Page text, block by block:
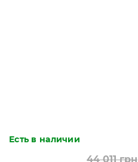
Есть в наличии
44 011 грн